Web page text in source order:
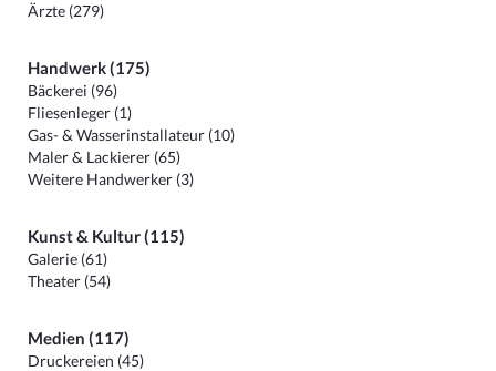
Ärzte (279)
Handwerk (175)
Bäckerei (96)
Fliesenleger (1)
Gas- & Wasserinstallateur (10)
Maler & Lackierer (65)
Weitere Handwerker (3)
Kunst & Kultur (115)
Galerie (61)
Theater (54)
Medien (117)
Druckereien (45)